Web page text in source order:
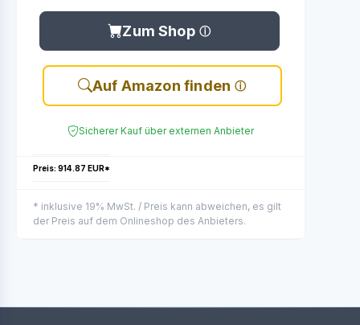
Zum Shop
Auf Amazon finden
Sicherer Kauf über externen Anbieter
Preis: 914.87 EUR*
* inklusive 19% MwSt. / Preis kann abweichen, es gilt
der Preis auf dem Onlineshop des Anbieters.